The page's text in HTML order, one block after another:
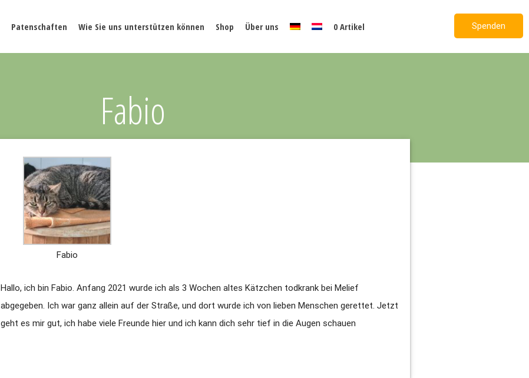
Patenschaften Wie Sie uns unterstützen können Shop Über uns 0 Artikel Spenden
Fabio
Fabio
Hallo, ich bin Fabio. Anfang 2021 wurde ich als 3 Wochen altes Kätzchen todkrank bei Melief
abgegeben. Ich war ganz allein auf der Straße, und dort wurde ich von lieben Menschen gerettet. Jetzt
geht es mir gut, ich habe viele Freunde hier und ich kann dich sehr tief in die Augen schauen